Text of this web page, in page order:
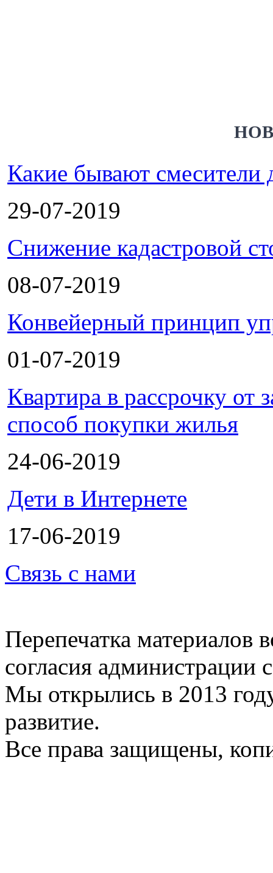
Какие бывают смесители
29-07-2019
Снижение кадастровой
08-07-2019
Конвейерный принцип
01-07-2019
Квартира в рассрочку
способ покупки жилья
24-06-2019
Дети в Интернете
17-06-2019
Связь с нами
Перепечатка материалов
согласия администрации
Мы открылись в 2013
развитие.
Все права защищены,